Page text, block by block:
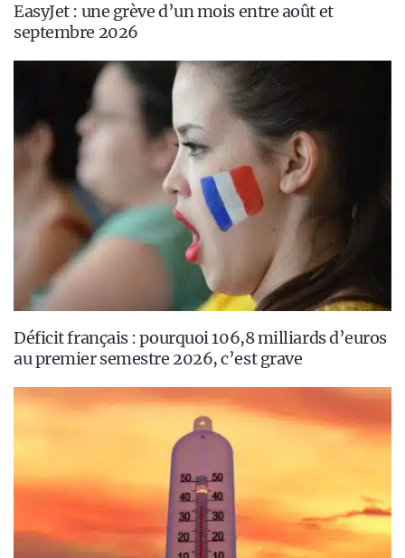
EasyJet : une grève d’un mois entre août et
septembre 2026
Déficit français : pourquoi 106,8 milliards d’euros
au premier semestre 2026, c’est grave